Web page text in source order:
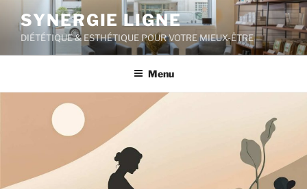
contenu
principal
SYNERGIE LIGNE
DIÉTÉTIQUE & ESTHÉTIQUE POUR VOTRE MIEUX-ÊTRE
Menu